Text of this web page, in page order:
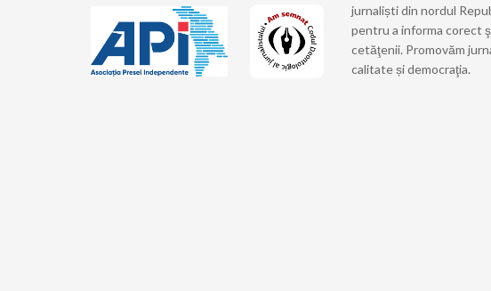
jurnaliști din nordul
pentru a informa corect
cetăţenii. Promovăm
calitate și democraţia.